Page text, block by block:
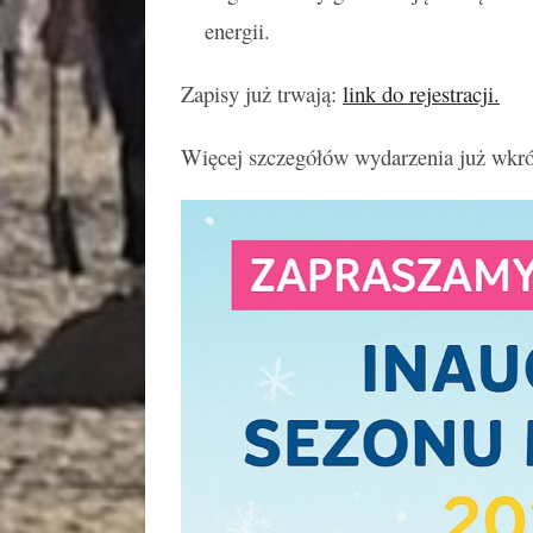
energii.
Zapisy już trwają: link do rejestracji.
Więcej szczegółów wydarzenia już